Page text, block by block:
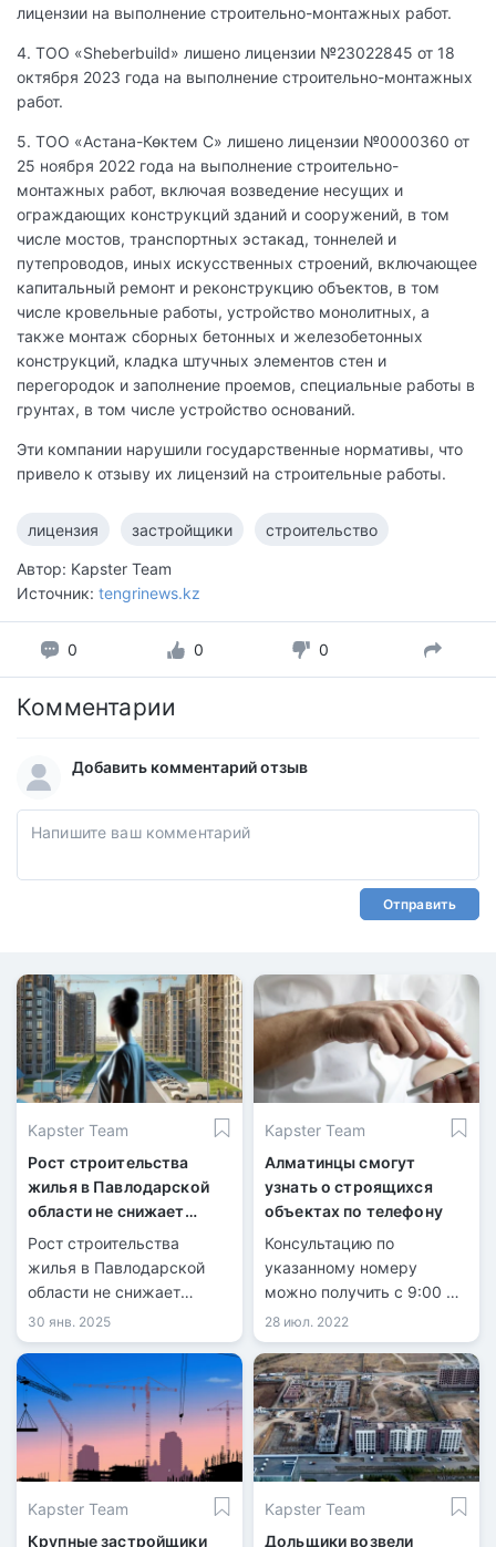
лицензии на выполнение строительно-монтажных работ.
4. ТОО «Sheberbuild» лишено лицензии №23022845 от 18
октября 2023 года на выполнение строительно-монтажных
работ.
5. ТОО «Астана-Көктем С» лишено лицензии №0000360 от
25 ноября 2022 года на выполнение строительно-
монтажных работ, включая возведение несущих и
ограждающих конструкций зданий и сооружений, в том
числе мостов, транспортных эстакад, тоннелей и
путепроводов, иных искусственных строений, включающее
капитальный ремонт и реконструкцию объектов, в том
числе кровельные работы, устройство монолитных, а
также монтаж сборных бетонных и железобетонных
конструкций, кладка штучных элементов стен и
перегородок и заполнение проемов, специальные работы в
грунтах, в том числе устройство оснований.
Эти компании нарушили государственные нормативы, что
привело к отзыву их лицензий на строительные работы.
лицензия застройщики строительство
Автор: Kapster Team
Источник: tengrinews.kz
0 0 0
Комментарии
Добавить комментарий отзыв
Отправить
Kapster Team
Рост строительства
жилья в Павлодарской
области не снижает
очередь на квартиры
Рост строительства
жилья в Павлодарской
области не снижает
очередь на квартиры
30 янв. 2025
Kapster Team
Алматинцы смогут
узнать о строящихся
объектах по телефону
Консультацию по
указанному номеру
можно получить с 9:00 до
18:00 с понедельника по
пятницу.
28 июл. 2022
Kapster Team
Крупные застройщики
Kapster Team
Дольщики возвели